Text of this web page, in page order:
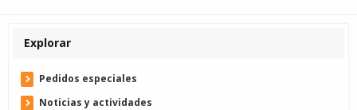
Explorar
Pedidos especiales
Noticias y actividades